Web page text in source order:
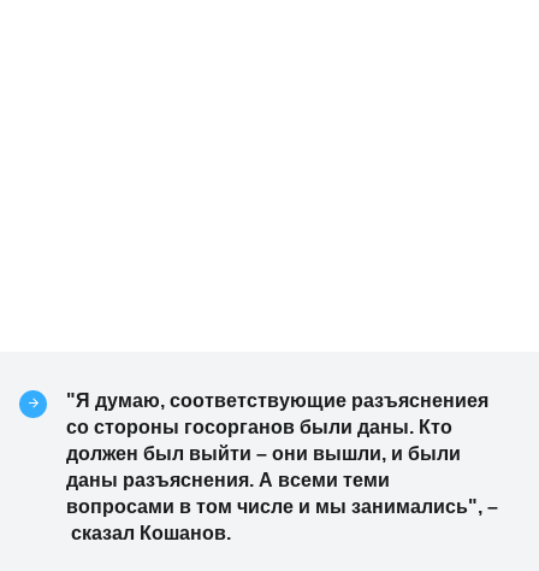
"Я думаю, соответствующие разъяснениея
со стороны госорганов были даны. Кто
должен был выйти – они вышли, и были
даны разъяснения. А всеми теми
вопросами в том числе и мы занимались", –
сказал Кошанов.